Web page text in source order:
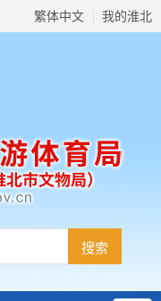
繁体中文 我的淮北